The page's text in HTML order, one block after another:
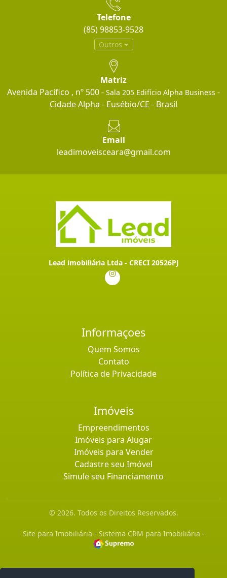
Telefone
(85) 98853-9528
Outros
Matriz
Avenida Pacifico , nº 500 - Sala 205 Edifício Alpha Business -
Cidade Alpha - Eusébio/CE - Brasil
Email
leadimoveisceara@gmail.com
Lead imobiliária Ltda - CRECI 20526PJ
Informaçoes
Quem Somos
Contato
Política de Privacidade
Imóveis
Empreendimentos
Imóveis para Alugar
Imóveis para Vender
Cadastre seu Imóvel
Simule seu Financiamento
© 2026. Todos os Direitos Reservados.
Site para Imobiliária - Sistema CRM para Imobiliária -